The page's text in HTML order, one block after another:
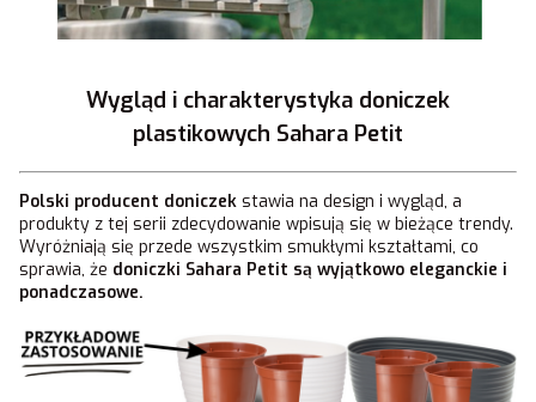
Wygląd i charakterystyka doniczek
plastikowych Sahara Petit
Polski producent doniczek stawia na design i wygląd, a
produkty z tej serii zdecydowanie wpisują się w bieżące trendy.
Wyróżniają się przede wszystkim smukłymi kształtami, co
sprawia, że doniczki Sahara Petit są wyjątkowo eleganckie i
ponadczasowe.